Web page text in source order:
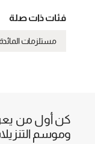
فئات ذات صلة
مستلزمات
كن أول من
وموسم